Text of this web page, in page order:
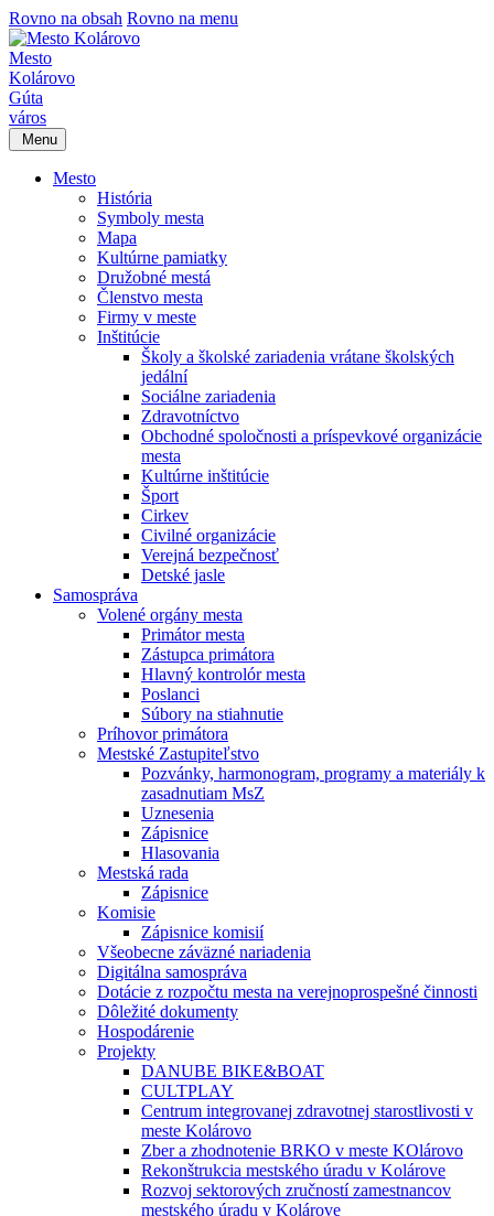
Rovno na obsah Rovno na menu
Mesto
Kolárovo
Gúta
város
Menu
Mesto
História
Symboly mesta
Mapa
Kultúrne pamiatky
Družobné mestá
Členstvo mesta
Firmy v meste
Inštitúcie
Školy a školské zariadenia vrátane školských
jedální
Sociálne zariadenia
Zdravotníctvo
Obchodné spoločnosti a príspevkové organizácie
mesta
Kultúrne inštitúcie
Šport
Cirkev
Civilné organizácie
Verejná bezpečnosť
Detské jasle
Samospráva
Volené orgány mesta
Primátor mesta
Zástupca primátora
Hlavný kontrolór mesta
Poslanci
Súbory na stiahnutie
Príhovor primátora
Mestské Zastupiteľstvo
Pozvánky, harmonogram, programy a materiály k
zasadnutiam MsZ
Uznesenia
Zápisnice
Hlasovania
Mestská rada
Zápisnice
Komisie
Zápisnice komisií
Všeobecne záväzné nariadenia
Digitálna samospráva
Dotácie z rozpočtu mesta na verejnoprospešné činnosti
Dôležité dokumenty
Hospodárenie
Projekty
DANUBE BIKE&BOAT
CULTPLAY
Centrum integrovanej zdravotnej starostlivosti v
meste Kolárovo
Zber a zhodnotenie BRKO v meste KOlárovo
Rekonštrukcia mestského úradu v Kolárove
Rozvoj sektorových zručností zamestnancov
mestského úradu v Kolárove